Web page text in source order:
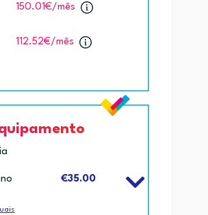
150.01€/mês
112.52€/mês
€35.00